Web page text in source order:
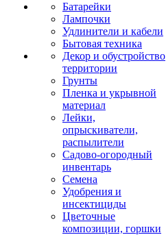
Батарейки
Лампочки
Удлинители и кабели
Бытовая техника
Декор и обустройство
территории
Грунты
Пленка и укрывной
материал
Лейки,
опрыскиватели,
распылители
Садово-огородный
инвентарь
Семена
Удобрения и
инсектициды
Цветочные
композиции, горшки